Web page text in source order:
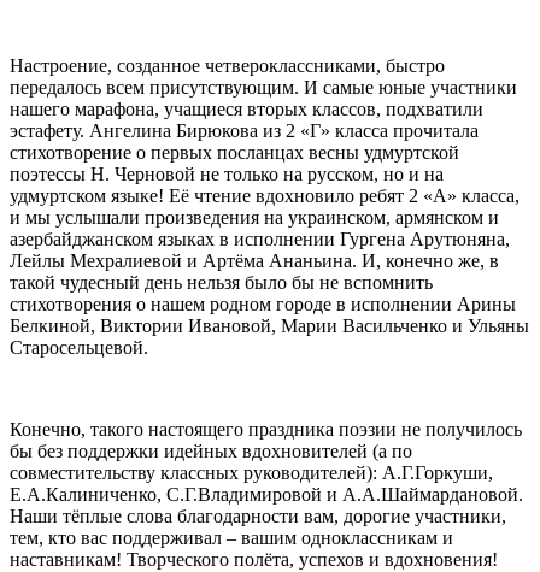
Настроение, созданное четвероклассниками, быстро
передалось всем присутствующим. И самые юные участники
нашего марафона, учащиеся вторых классов, подхватили
эстафету. Ангелина Бирюкова из 2 «Г» класса прочитала
стихотворение о первых посланцах весны удмуртской
поэтессы Н. Черновой не только на русском, но и на
удмуртском языке! Её чтение вдохновило ребят 2 «А» класса,
и мы услышали произведения на украинском, армянском и
азербайджанском языках в исполнении Гургена Арутюняна,
Лейлы Мехралиевой и Артёма Ананьина. И, конечно же, в
такой чудесный день нельзя было бы не вспомнить
стихотворения о нашем родном городе в исполнении Арины
Белкиной, Виктории Ивановой, Марии Васильченко и Ульяны
Старосельцевой.
Конечно, такого настоящего праздника поэзии не получилось
бы без поддержки идейных вдохновителей (а по
совместительству классных руководителей): А.Г.Горкуши,
Е.А.Калиниченко, С.Г.Владимировой и А.А.Шаймардановой.
Наши тёплые слова благодарности вам, дорогие участники,
тем, кто вас поддерживал – вашим одноклассникам и
наставникам! Творческого полёта, успехов и вдохновения!